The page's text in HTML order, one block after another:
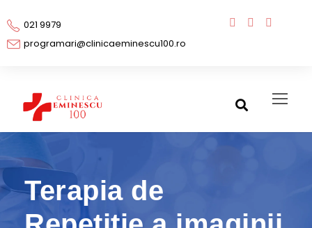
021 9979
programari@clinicaeminescu100.ro
Terapia de